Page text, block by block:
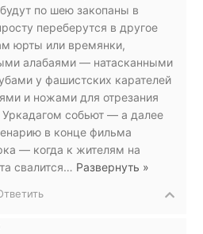
по шею закопаны в
переберутся в другое
юрты или времянки,
алабаями — натасканными
у фашистских карателей
и ножами для отрезания
Уркадагом собьют — а далее
в конце фильма
— когда к жителям на
свалится… Развернуть »